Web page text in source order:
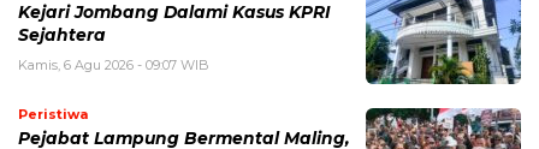
Kejari Jombang Dalami Kasus KPRI
Sejahtera
Kamis, 6 Agu 2026 - 09:07 WIB
Peristiwa
Pejabat Lampung Bermental Maling,